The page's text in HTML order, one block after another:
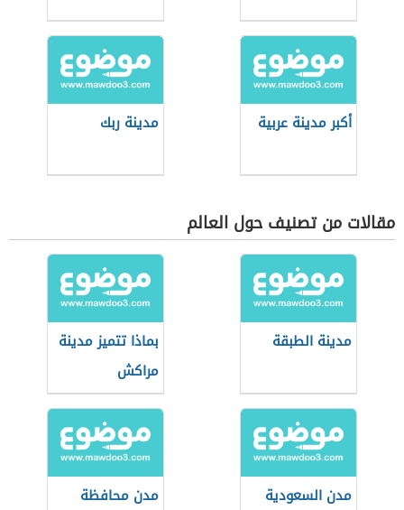
أكبر مدينة عربية مدينة ربك
مقالات من تصنيف حول العالم
مدينة الطبقة
بماذا تتميز مدينة
مراكش
مدن السعودية
مدن محافظة